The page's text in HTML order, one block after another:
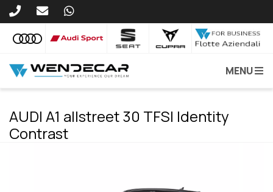
MENU
AUDI A1 allstreet 30 TFSI Identity
Contrast